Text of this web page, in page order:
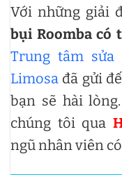
Với những giải
bụi Roomba có
Trung tâm
Limosa đã gửi
bạn sẽ hài
chúng tôi qua
ngũ nhân viên